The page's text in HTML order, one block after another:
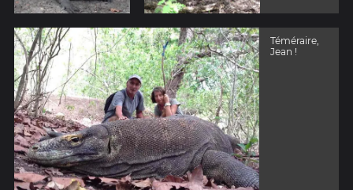
Téméraire,
Jean !